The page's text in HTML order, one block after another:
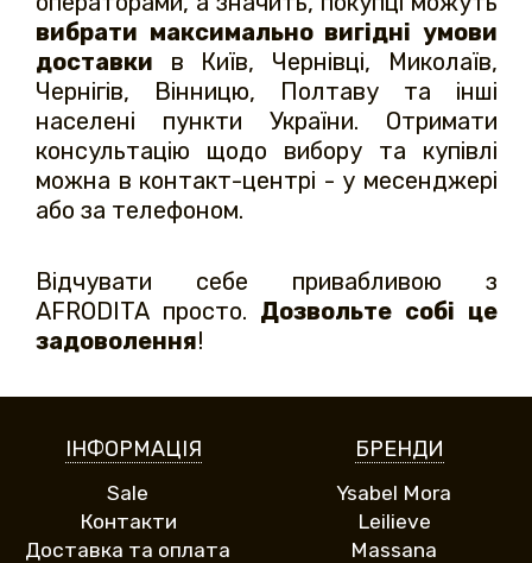
вибрати максимально вигідні умови
доставки в Київ, Чернівці, Миколаїв,
Чернігів, Вінницю, Полтаву та інші
населені пункти України. Отримати
консультацію щодо вибору та купівлі
можна в контакт-центрі - у месенджері
або за телефоном.
Відчувати себе привабливою з
AFRODITA просто. Дозвольте собі це
задоволення!
ІНФОРМАЦІЯ
Sale
Контакти
Доставка та оплата
БРЕНДИ
Ysabel Mora
Leilieve
Massana